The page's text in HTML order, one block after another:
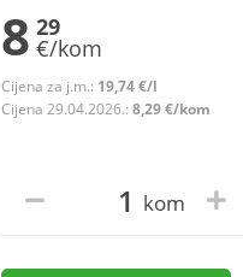
8 29
€/kom
Cijena za j.m.: 19,74 €/l
Cijena 29.04.2026.: 8,29 €/kom
kom